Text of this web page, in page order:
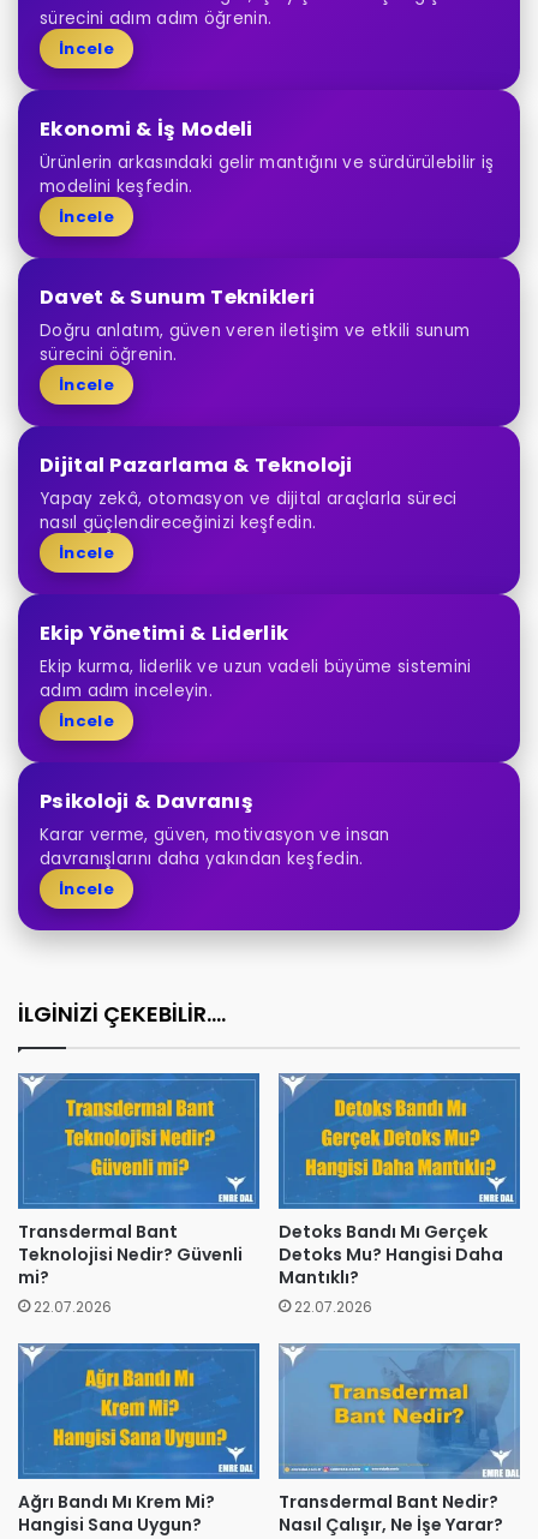
sürecini adım adım öğrenin.
İncele
Ekonomi & İş Modeli
Ürünlerin arkasındaki gelir mantığını ve sürdürülebilir iş
modelini keşfedin.
İncele
Davet & Sunum Teknikleri
Doğru anlatım, güven veren iletişim ve etkili sunum
sürecini öğrenin.
İncele
Dijital Pazarlama & Teknoloji
Yapay zekâ, otomasyon ve dijital araçlarla süreci
nasıl güçlendireceğinizi keşfedin.
İncele
Ekip Yönetimi & Liderlik
Ekip kurma, liderlik ve uzun vadeli büyüme sistemini
adım adım inceleyin.
İncele
Psikoloji & Davranış
Karar verme, güven, motivasyon ve insan
davranışlarını daha yakından keşfedin.
İncele
İLGİNİZİ ÇEKEBİLİR....
Transdermal Bant
Teknolojisi Nedir? Güvenli
mi?
22.07.2026
Detoks Bandı Mı Gerçek
Detoks Mu? Hangisi Daha
Mantıklı?
22.07.2026
Ağrı Bandı Mı Krem Mi?
Hangisi Sana Uygun?
Transdermal Bant Nedir?
Nasıl Çalışır, Ne İşe Yarar?